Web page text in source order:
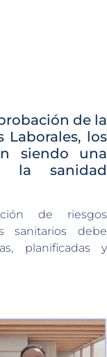
de la
Laborales, los
siendo una
la sanidad
de riesgos
sanitarios debe
planificadas y